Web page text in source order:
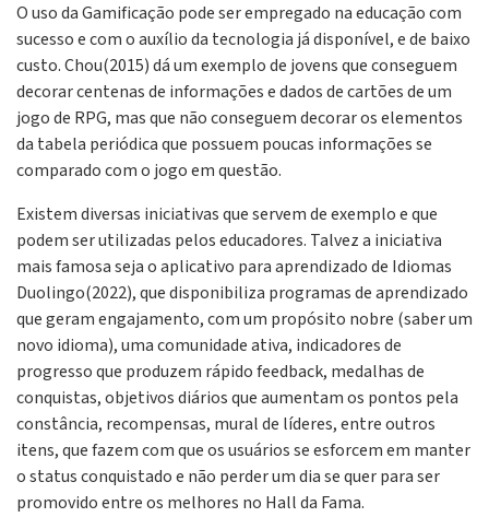
O uso da Gamificação pode ser empregado na educação com
sucesso e com o auxílio da tecnologia já disponível, e de baixo
custo. Chou(2015) dá um exemplo de jovens que conseguem
decorar centenas de informações e dados de cartões de um
jogo de RPG, mas que não conseguem decorar os elementos
da tabela periódica que possuem poucas informações se
comparado com o jogo em questão.
Existem diversas iniciativas que servem de exemplo e que
podem ser utilizadas pelos educadores. Talvez a iniciativa
mais famosa seja o aplicativo para aprendizado de Idiomas
Duolingo(2022), que disponibiliza programas de aprendizado
que geram engajamento, com um propósito nobre (saber um
novo idioma), uma comunidade ativa, indicadores de
progresso que produzem rápido feedback, medalhas de
conquistas, objetivos diários que aumentam os pontos pela
constância, recompensas, mural de líderes, entre outros
itens, que fazem com que os usuários se esforcem em manter
o status conquistado e não perder um dia se quer para ser
promovido entre os melhores no Hall da Fama.